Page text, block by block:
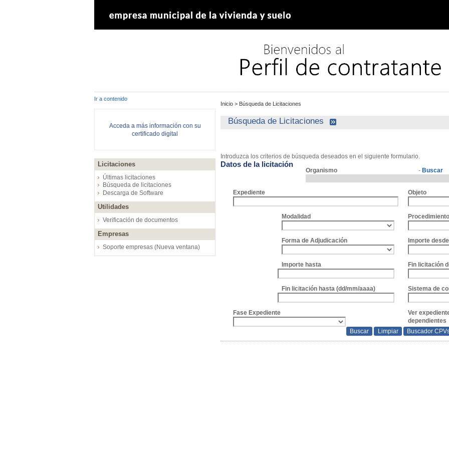
Ir a contenido
Acceda a más información con su
certificado digital
Licitaciones
Últimas licitaciones
Búsqueda de licitaciones
Descarga de Software
Utilidades
Verificación de documentos
Empresas
Soporte empresas (Nueva ventana)
Inicio > Búsqueda de Licitaciones
Búsqueda de Licitaciones
Introduzca los criterios de búsqueda deseados en el siguiente formulario.
Datos de la licitación
Organismo - Buscar
Expediente Objeto
Modalidad
Forma de Adjudicación Importe desde
Importe hasta Fin licitación
Fin licitación hasta (dd/mm/aaaa) Sistema de
Fase Expediente
Ver
dependientes